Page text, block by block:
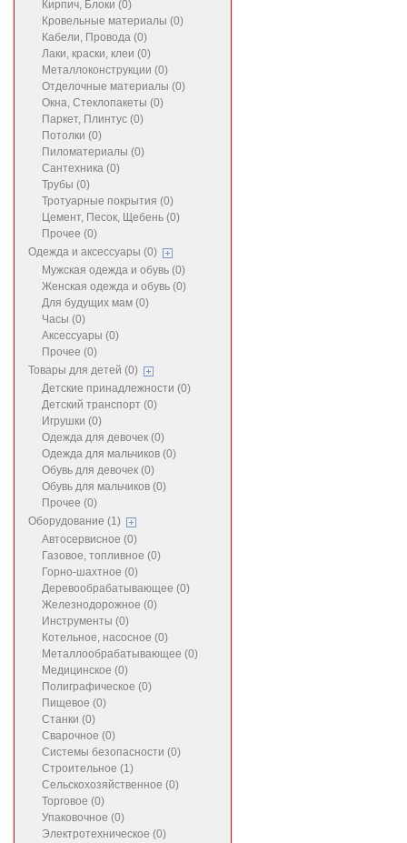
Кирпич, Блоки (0)
Кровельные материалы (0)
Кабели, Провода (0)
Лаки, краски, клеи (0)
Металлоконструкции (0)
Отделочные материалы (0)
Окна, Стеклопакеты (0)
Паркет, Плинтус (0)
Потолки (0)
Пиломатериалы (0)
Сантехника (0)
Трубы (0)
Тротуарные покрытия (0)
Цемент, Песок, Щебень (0)
Прочее (0)
Одежда и аксессуары (0)
Мужская одежда и обувь (0)
Женская одежда и обувь (0)
Для будущих мам (0)
Часы (0)
Аксессуары (0)
Прочее (0)
Товары для детей (0)
Детские принадлежности (0)
Детский транспорт (0)
Игрушки (0)
Одежда для девочек (0)
Одежда для мальчиков (0)
Обувь для девочек (0)
Обувь для мальчиков (0)
Прочее (0)
Оборудование (1)
Автосервисное (0)
Газовое, топливное (0)
Горно-шахтное (0)
Деревообрабатывающее (0)
Железнодорожное (0)
Инструменты (0)
Котельное, насосное (0)
Металлообрабатывающее (0)
Медицинское (0)
Полиграфическое (0)
Пищевое (0)
Станки (0)
Сварочное (0)
Системы безопасности (0)
Строительное (1)
Сельскохозяйственное (0)
Торговое (0)
Упаковочное (0)
Электротехническое (0)